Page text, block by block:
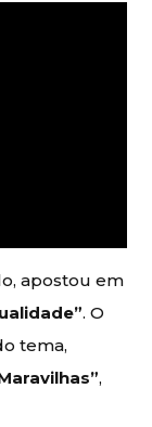
apostou em
. O
tema,
,